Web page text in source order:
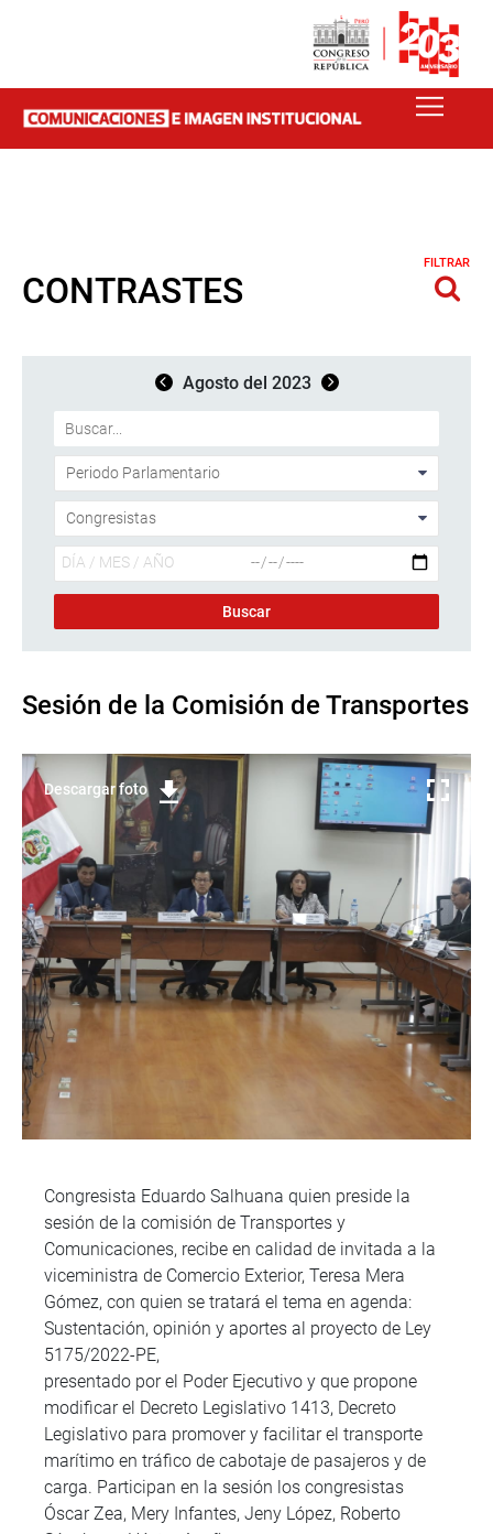
CONTRASTES
FILTRAR
Agosto del 2023
Sesión de la Comisión de Transportes
Descargar foto
Congresista Eduardo Salhuana quien preside la
sesión de la comisión de Transportes y
Comunicaciones, recibe en calidad de invitada a la
viceministra de Comercio Exterior, Teresa Mera
Gómez, con quien se tratará el tema en agenda:
Sustentación, opinión y aportes al proyecto de Ley
5175/2022-PE,
presentado por el Poder Ejecutivo y que propone
modificar el Decreto Legislativo 1413, Decreto
Legislativo para promover y facilitar el transporte
marítimo en tráfico de cabotaje de pasajeros y de
carga. Participan en la sesión los congresistas
Óscar Zea, Mery Infantes, Jeny López, Roberto